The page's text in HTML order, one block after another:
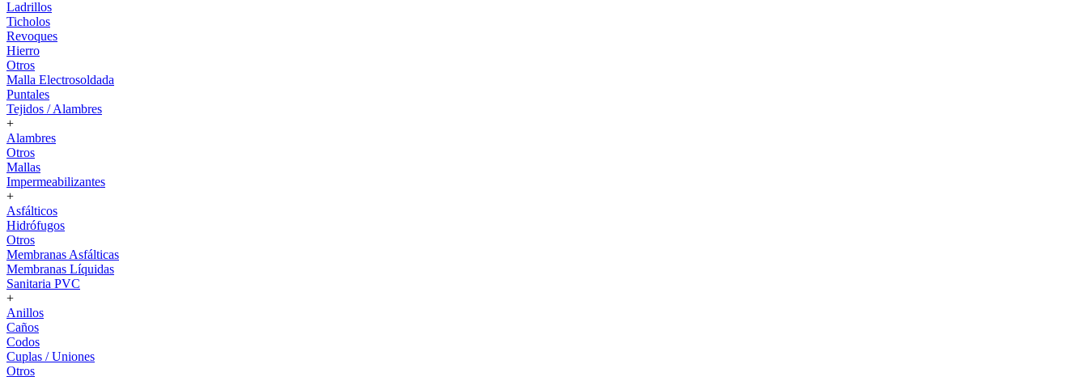
Ladrillos
Ticholos
Revoques
Hierro
Otros
Malla Electrosoldada
Puntales
Tejidos / Alambres
+
Alambres
Otros
Mallas
Impermeabilizantes
+
Asfálticos
Hidrófugos
Otros
Membranas Asfálticas
Membranas Líquidas
Sanitaria PVC
+
Anillos
Caños
Codos
Cuplas / Uniones
Otros